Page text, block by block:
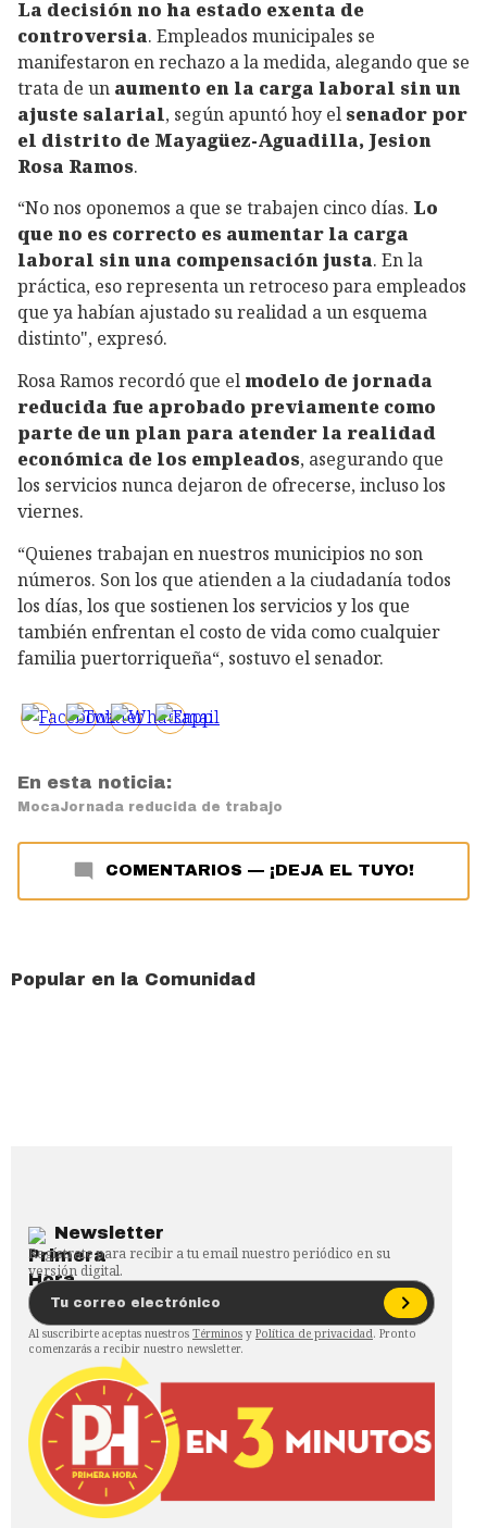
La decisión no ha estado exenta de
controversia. Empleados municipales se
manifestaron en rechazo a la medida, alegando que se
trata de un aumento en la carga laboral sin un
ajuste salarial, según apuntó hoy el senador por
el distrito de Mayagüez-Aguadilla, Jesion
Rosa Ramos.
“No nos oponemos a que se trabajen cinco días. Lo
que no es correcto es aumentar la carga
laboral sin una compensación justa. En la
práctica, eso representa un retroceso para empleados
que ya habían ajustado su realidad a un esquema
distinto", expresó.
Rosa Ramos recordó que el modelo de jornada
reducida fue aprobado previamente como
parte de un plan para atender la realidad
económica de los empleados, asegurando que
los servicios nunca dejaron de ofrecerse, incluso los
viernes.
“Quienes trabajan en nuestros municipios no son
números. Son los que atienden a la ciudadanía todos
los días, los que sostienen los servicios y los que
también enfrentan el costo de vida como cualquier
familia puertorriqueña“, sostuvo el senador.
En esta noticia:
MocaJornada reducida de trabajo
COMENTARIOS — ¡DEJA EL TUYO!
Popular en la Comunidad
Newsletter
Regístrate para recibir a tu email nuestro periódico en su
versión digital.
Al suscribirte aceptas nuestros Términos y Política de privacidad. Pronto
comenzarás a recibir nuestro newsletter.